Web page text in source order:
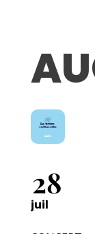
28
juil